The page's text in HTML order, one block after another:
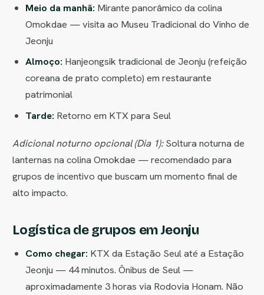
Meio da manhã: Mirante panorâmico da colina
Omokdae — visita ao Museu Tradicional do Vinho de
Jeonju
Almoço: Hanjeongsik tradicional de Jeonju (refeição
coreana de prato completo) em restaurante
patrimonial
Tarde: Retorno em KTX para Seul
Adicional noturno opcional (Dia 1):Soltura noturna de
lanternas na colina Omokdae — recomendado para
grupos de incentivo que buscam um momento final de
alto impacto.
Logística de grupos em Jeonju
Como chegar: KTX da Estação Seul até a Estação
Jeonju — 44 minutos. Ônibus de Seul —
aproximadamente 3 horas via Rodovia Honam. Não